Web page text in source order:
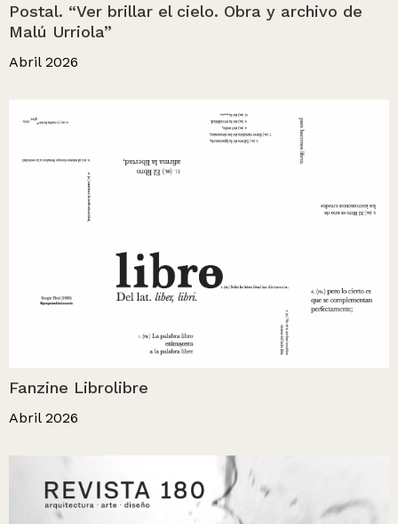
Postal. “Ver brillar el cielo. Obra y archivo de
Malú Urriola”
Abril 2026
Fanzine Librolibre
Abril 2026